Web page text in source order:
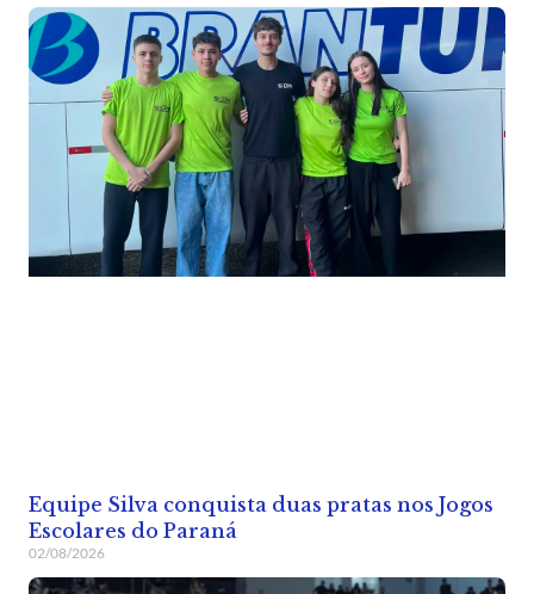
Equipe Silva conquista duas pratas nos Jogos
Escolares do Paraná
02/08/2026